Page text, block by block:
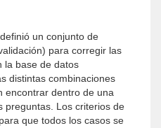
un conjunto de
para corregir las
la base de datos
distintas combinaciones
encontrar dentro de una
preguntas. Los criterios de
que todos los casos se